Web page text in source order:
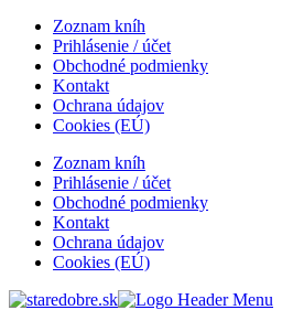
Zoznam kníh
Prihlásenie / účet
Obchodné podmienky
Kontakt
Ochrana údajov
Cookies (EÚ)
Zoznam kníh
Prihlásenie / účet
Obchodné podmienky
Kontakt
Ochrana údajov
Cookies (EÚ)